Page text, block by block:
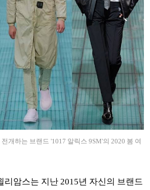
전개하는 브랜드 '1017 알릭스 9SM'의 2020 봄 여
리암스는 지난 2015년 자신의 브랜드